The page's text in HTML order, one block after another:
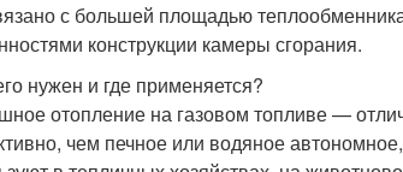
с большей площадью
конструкции камеры сгорания.
нужен и где применяется?
отопление на газовом топливе —
чем печное или водяное